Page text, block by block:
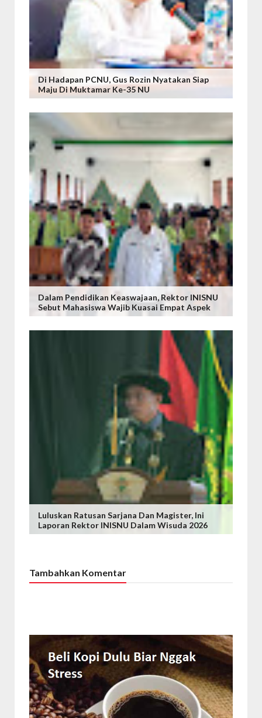
Di Hadapan PCNU, Gus Rozin Nyatakan Siap
Maju Di Muktamar Ke-35 NU
Dalam Pendidikan Keaswajaan, Rektor INISNU
Sebut Mahasiswa Wajib Kuasai Empat Aspek
Luluskan Ratusan Sarjana Dan Magister, Ini
Laporan Rektor INISNU Dalam Wisuda 2026
Tambahkan Komentar